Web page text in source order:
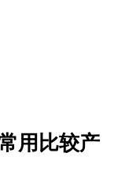
用比较产